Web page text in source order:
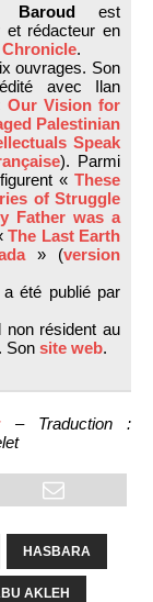
Baroudest
et rédacteur en
.
ouvrages. Son
avec Ilan
Our Vision for
Palestinian
Speak
). Parmi
« These
of Struggle
Father was a
The Last Earth
» (version
a été publié par
non résident au
Son site web.
– Traduction :
HASBARA
AKLEH